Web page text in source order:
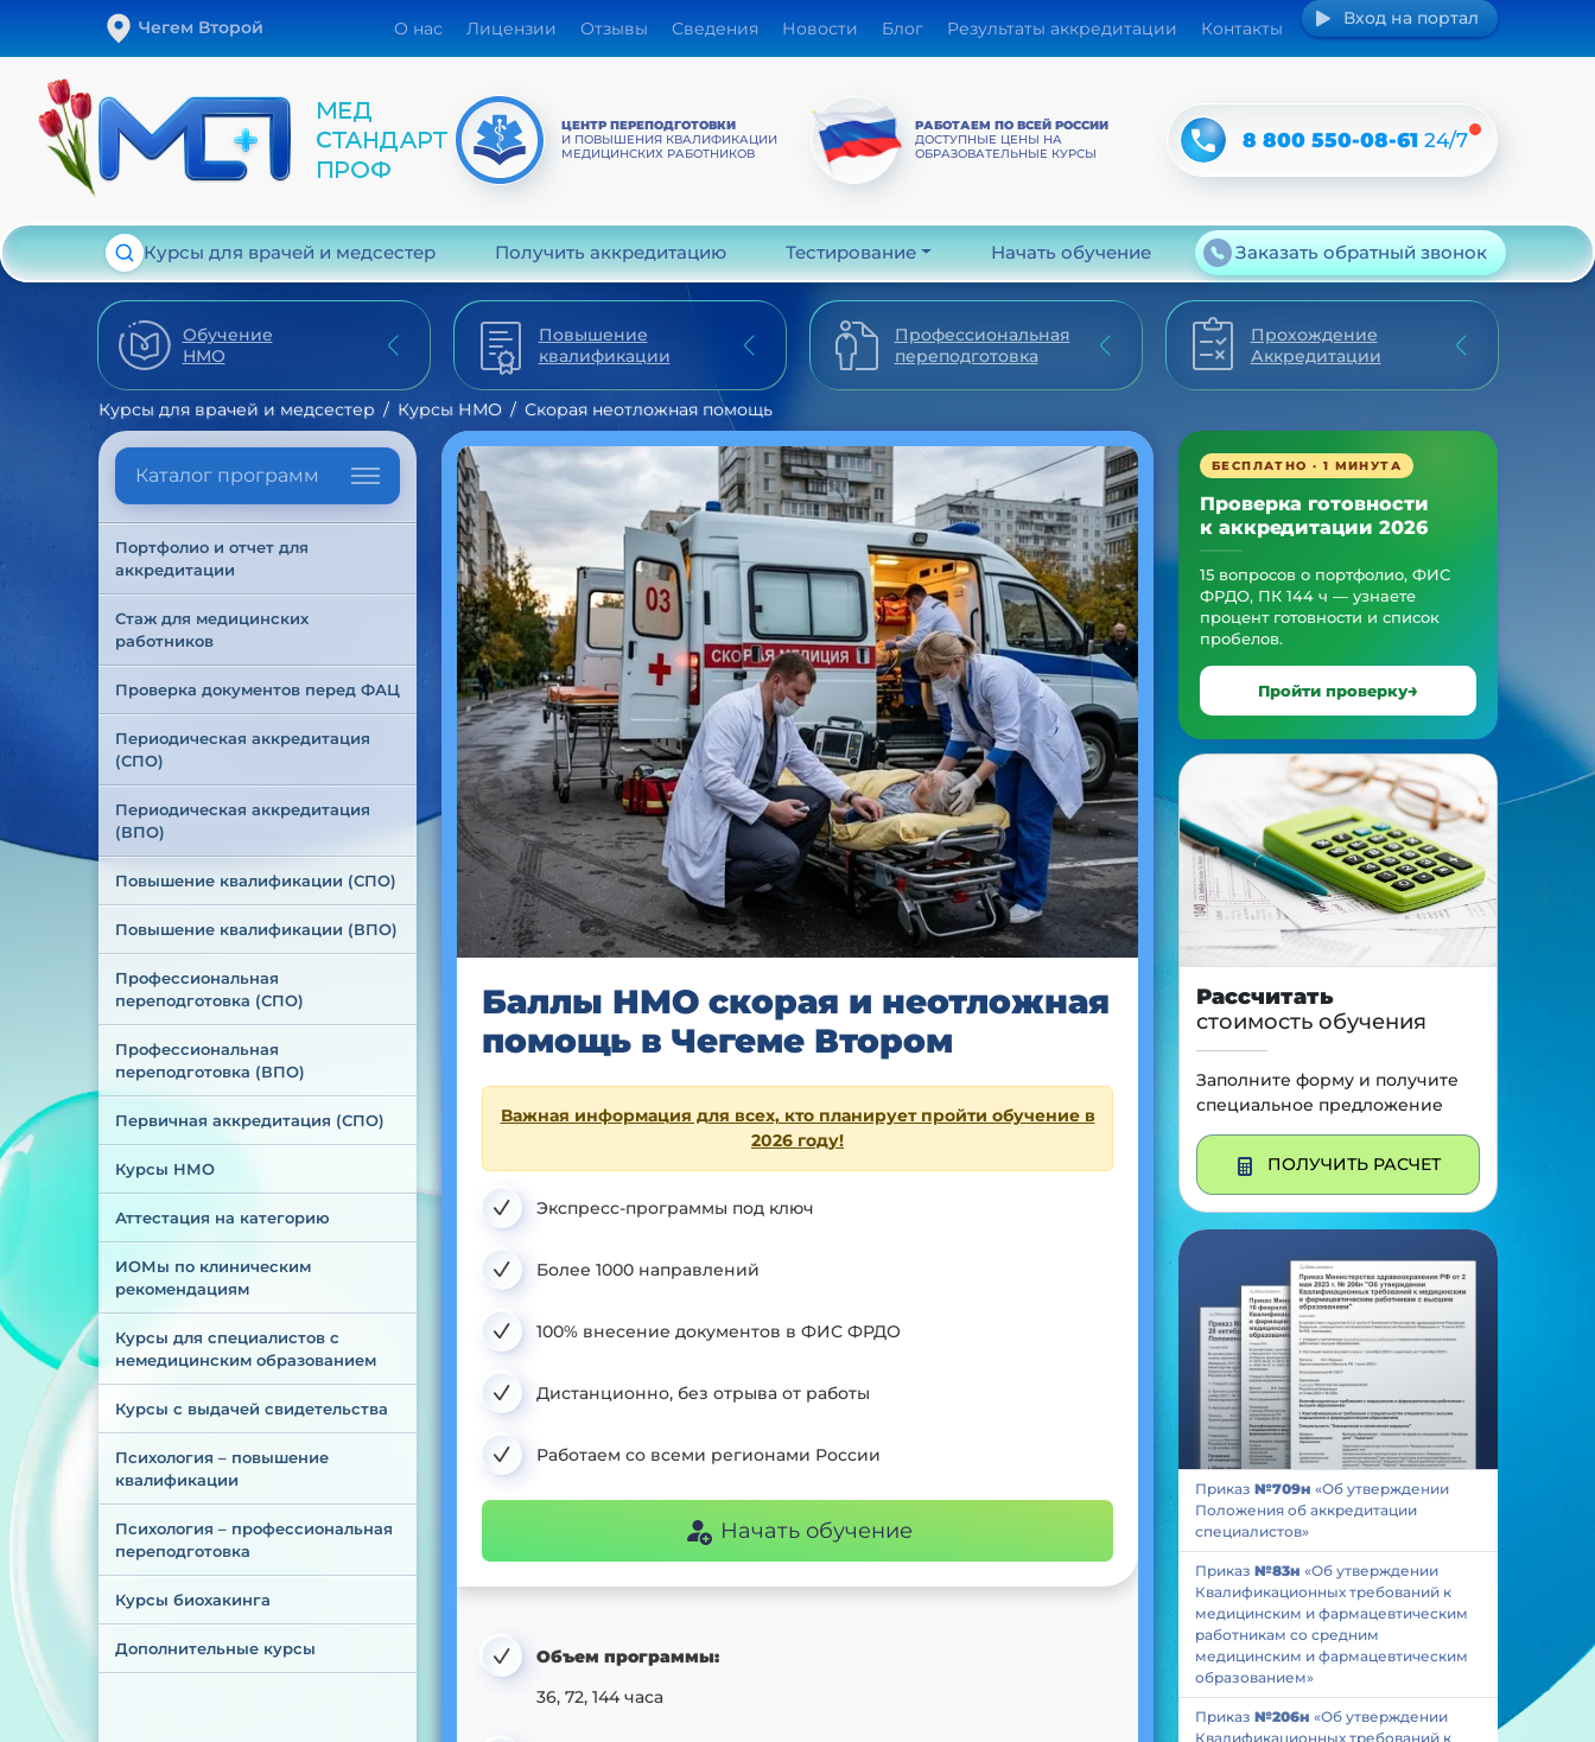
Чегем Второй О нас Лицензии Отзывы Сведения Новости Блог Результаты аккредитации Контакты Вход на портал
ЦЕНТР ПЕРЕПОДГОТОВКИ
И ПОВЫШЕНИЯ КВАЛИФИКАЦИИ
МЕДИЦИНСКИХ РАБОТНИКОВ
РАБОТАЕМ ПО ВСЕЙ РОССИИ
ДОСТУПНЫЕ ЦЕНЫ НА
ОБРАЗОВАТЕЛЬНЫЕ КУРСЫ
8 800 550-08-6124/7
Курсы для врачей и медсестер Получить аккредитацию Тестирование Начать обучение Заказать обратный звонок
Обучение
НМО
Повышение
квалификации
Профессиональная
переподготовка
Прохождение
Аккредитации
Курсы для врачей и медсестер Курсы НМО Скорая неотложная помощь
Каталог программ
Портфолио и отчет для
аккредитации
Стаж для медицинских
работников
Проверка документов перед ФАЦ
Периодическая аккредитация
(СПО)
Периодическая аккредитация
(ВПО)
Повышение квалификации (СПО)
Повышение квалификации (ВПО)
Профессиональная
переподготовка (СПО)
Профессиональная
переподготовка (ВПО)
Первичная аккредитация (СПО)
Курсы НМО
Аттестация на категорию
ИОМы по клиническим
рекомендациям
Курсы для специалистов с
немедицинским образованием
Курсы с выдачей свидетельства
Психология – повышение
квалификации
Психология – профессиональная
переподготовка
Курсы биохакинга
Дополнительные курсы
Баллы НМО скорая и неотложная
помощь в Чегеме Втором
Важная информация для всех, кто планирует пройти обучение в
2026 году!
Экспресс-программы под ключ
Более 1000 направлений
100% внесение документов в ФИС ФРДО
Дистанционно, без отрыва от работы
Работаем со всеми регионами России
Начать обучение
Объем программы:
36, 72, 144 часа
БЕСПЛАТНО · 1 МИНУТА
Проверка готовности
к аккредитации 2026
15 вопросов о портфолио, ФИС
ФРДО, ПК 144 ч — узнаете
процент готовности и список
пробелов.
Пройти проверку
Рассчитать
стоимость обучения
Заполните форму и получите
специальное предложение
ПОЛУЧИТЬ РАСЧЕТ
Приказ №709н «Об утверждении
Положения об аккредитации
специалистов»
Приказ №83н «Об утверждении
Квалификационных требований к
медицинским и фармацевтическим
работникам со средним
медицинским и фармацевтическим
образованием»
Приказ №206н «Об утверждении
Квалификационных требований к